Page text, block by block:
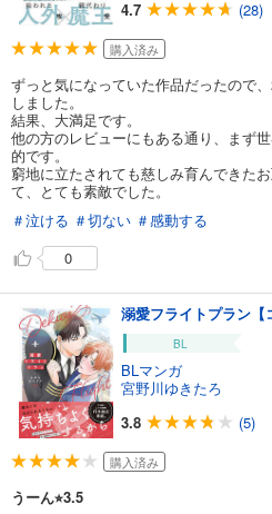
4.7 (28)
購入済み
ずっと気になっていた作品だったので
しました。
結果、大満足です。
他の方のレビューにもある通り、まず
的です。
窮地に立たされても慈しみ育んできた
て、とても素敵でした。
＃泣ける ＃切ない ＃感動する
0
溺愛フライトプラン【
BL
BLマンガ
宮野川ゆきたろ
3.8
(5)
購入済み
うーん⭐︎3.5